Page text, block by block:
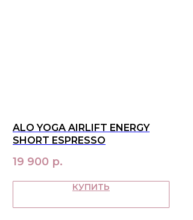
ALO YOGA AIRLIFT ENERGY
SHORT ESPRESSO
19 900 р.
КУПИТЬ